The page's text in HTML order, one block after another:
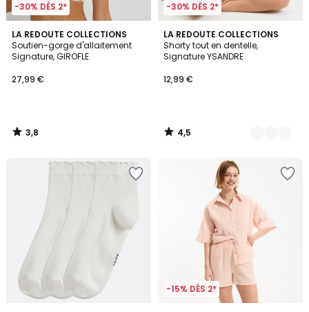
-30% DÈS 2*
LA REDOUTE COLLECTIONS
Soutien-gorge d'allaitement
Signature, GIROFLE
27,99 €
3,8
/ 5
3,8
/
-30% DÈS 2*
LA REDOUTE COLLECTIONS
Shorty tout en dentelle,
Signature YSANDRE
12,99 €
4,5
/ 5
2
Couleurs
4,5
/
-15% DÈS 2*